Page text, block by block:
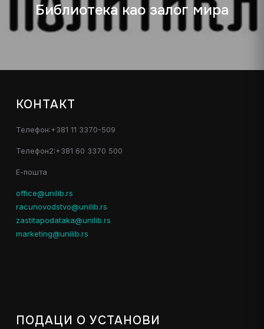
Библиотека као залог мира
КОНТАКТ
Телефон:+381 11 3370-509
Телефон2:+381 60 3370 500
Е-пошта
office@unilib.rs
racunovodstvo@unilib.rs
zastitapodataka@unilib.rs
marketing@unilib.rs
ПОДАЦИ О УСТАНОВИ